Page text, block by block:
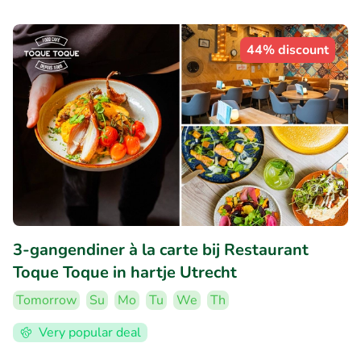
44% discount
3-gangendiner à la carte bij Restaurant
Toque Toque in hartje Utrecht
Tomorrow Su Mo Tu We
Th
Very popular deal